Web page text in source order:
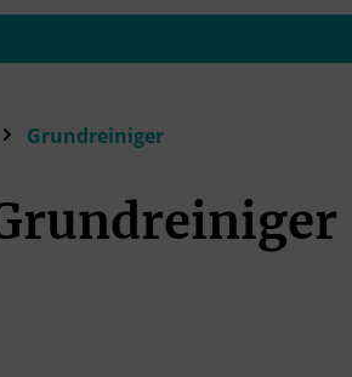
Grundreiniger